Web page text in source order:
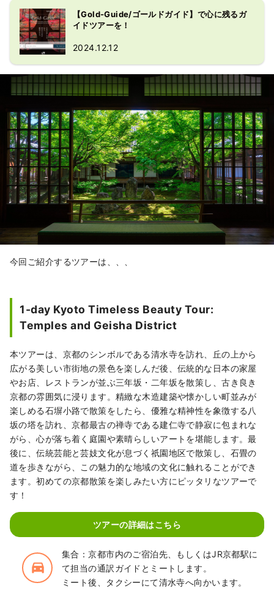
【Gold-Guide/ゴールドガイド】で心に残るガ
イドツアーを！
2024.12.12
今回ご紹介するツアーは、、、
1-day Kyoto Timeless Beauty Tour:
Temples and Geisha District
本ツアーは、京都のシンボルである清水寺を訪れ、丘の上から
広がる美しい市街地の景色を楽しんだ後、伝統的な日本の家屋
やお店、レストランが並ぶ三年坂・二年坂を散策し、古き良き
京都の雰囲気に浸ります。精緻な木造建築や懐かしい町並みが
楽しめる石塀小路で散策をしたら、優雅な精神性を象徴する八
坂の塔を訪れ、京都最古の禅寺である建仁寺で静寂に包まれな
がら、心が落ち着く庭園や素晴らしいアートを堪能します。最
後に、伝統芸能と芸妓文化が息づく祇園地区で散策し、石畳の
道を歩きながら、この魅力的な地域の文化に触れることができ
ます。初めての京都散策を楽しみたい方にピッタリなツアーで
す！
ツアーの詳細はこちら
directions_car_filled
集合：京都市内のご宿泊先、もしくはJR京都駅に
て担当の通訳ガイドとミートします。
ミート後、タクシーにて清水寺へ向かいます。